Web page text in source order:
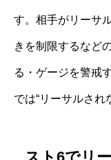
す。相手がリーサ
きを制限するなど
る・ゲージを警戒
では“リーサルされ